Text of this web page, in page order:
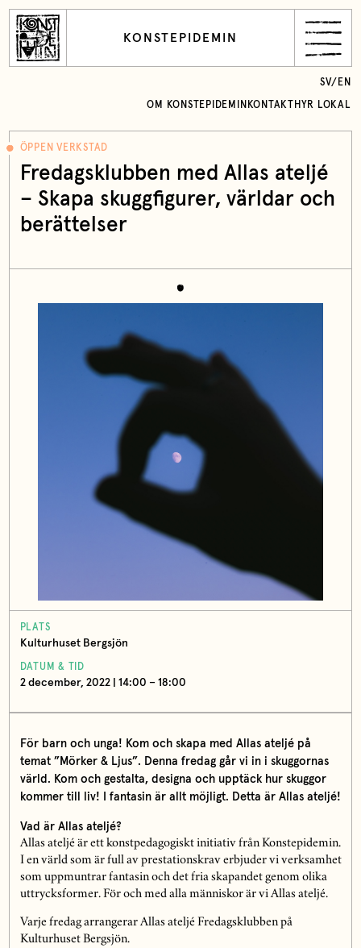
KONSTEPIDEMIN
OM KONSTEPIDEMIN KONTAKT HYR LOKAL
SV/ EN
ÖPPEN VERKSTAD
Fredagsklubben med Allas ateljé
– Skapa skuggfigurer, världar och
berättelser
PLATS
Kulturhuset Bergsjön
DATUM & TID
2 december, 2022 | 14:00 – 18:00
För barn och unga! Kom och skapa med Allas ateljé på
temat ”Mörker & Ljus”. Denna fredag går vi in i skuggornas
värld. Kom och gestalta, designa och upptäck hur skuggor
kommer till liv! I fantasin är allt möjligt. Detta är Allas ateljé!
Vad är Allas ateljé?
Allas ateljé är ett konstpedagogiskt initiativ från Konstepidemin.
I en värld som är full av prestationskrav erbjuder vi verksamhet
som uppmuntrar fantasin och det fria skapandet genom olika
uttrycksformer. För och med alla människor är vi Allas ateljé.
Varje fredag arrangerar Allas ateljé Fredagsklubben på
Kulturhuset Bergsjön.